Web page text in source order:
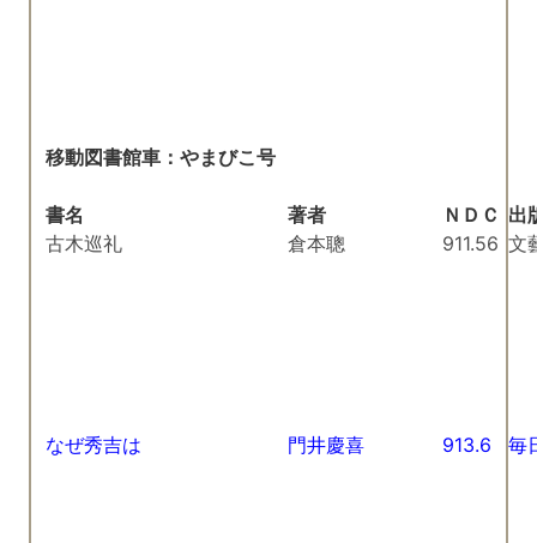
移動図書館車：やまびこ号
書名 著者 ＮＤＣ 出
古木巡礼
倉本聰 911.56 文
なぜ秀吉は 門井慶喜 913.6 毎